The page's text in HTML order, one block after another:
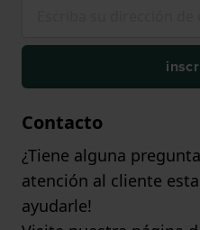
Contacto
¿Tiene alguna
atención al cliente
ayudarle!